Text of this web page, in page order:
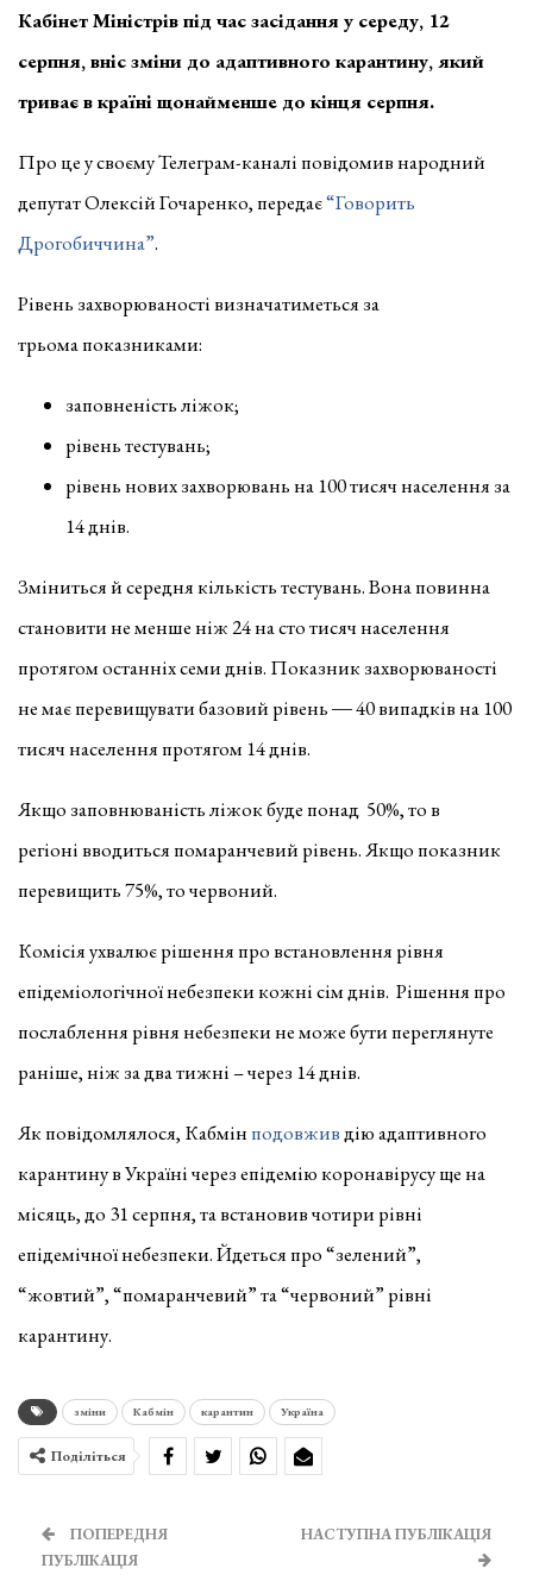
Кабінет Міністрів під час засідання у середу, 12
серпня, вніс зміни до адаптивного карантину, який
триває в країні щонайменше до кінця серпня.
Про це у своєму Телеграм-каналі повідомив народний
депутат Олексій Гочаренко, передає“Говорить
Дрогобиччина”.
Рівень захворюваності визначатиметься за
трьома показниками:
заповненість ліжок;
рівень тестувань;
рівень нових захворювань на 100 тисяч населення за
14 днів.
Зміниться й середня кількість тестувань. Вона повинна
становити не менше ніж 24 на сто тисяч населення
протягом останніх семи днів. Показник захворюваності
не має перевищувати базовий рівень ― 40 випадків на 100
тисяч населення протягом 14 днів.
Якщо заповнюваність ліжок буде понад 50%, то в
регіоні вводиться помаранчевий рівень. Якщо показник
перевищить 75%, то червоний.
Комісія ухвалює рішення про встановлення рівня
епідеміологічної небезпеки кожні сім днів. Рішення про
послаблення рівня небезпеки не може бути переглянуте
раніше, ніж за два тижні – через 14 днів.
Як повідомлялося, Кабмін подовживдію адаптивного
карантину в Україні через епідемію коронавірусу ще на
місяць, до 31 серпня, та встановив чотири рівні
епідемічної небезпеки. Йдеться про “зелений”,
“жовтий”, “помаранчевий” та “червоний” рівні
карантину.
зміни Кабмін карантин Україна
Поділіться
ПОПЕРЕДНЯ
ПУБЛІКАЦІЯ
НАСТУПНА ПУБЛІКАЦІЯ